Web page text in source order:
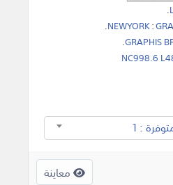
.
NEWYORK:
.
GRAPHIS
.
NC998.6
: 1
معاينة